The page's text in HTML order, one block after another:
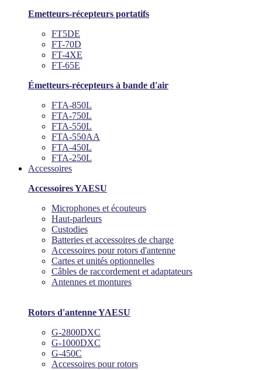
Emetteurs-récepteurs portatifs
FT5DE
FT-70D
FT-4XE
FT-65E
Émetteurs-récepteurs à bande d'air
FTA-850L
FTA-750L
FTA-550L
FTA-550AA
FTA-450L
FTA-250L
Accessoires
Accessoires YAESU
Microphones et écouteurs
Haut-parleurs
Custodies
Batteries et accessoires de charge
Accessoires pour rotors d'antenne
Cartes et unités optionnelles
Câbles de raccordement et adaptateurs
Antennes et montures
Rotors d'antenne YAESU
G-2800DXC
G-1000DXC
G-450C
Accessoires pour rotors